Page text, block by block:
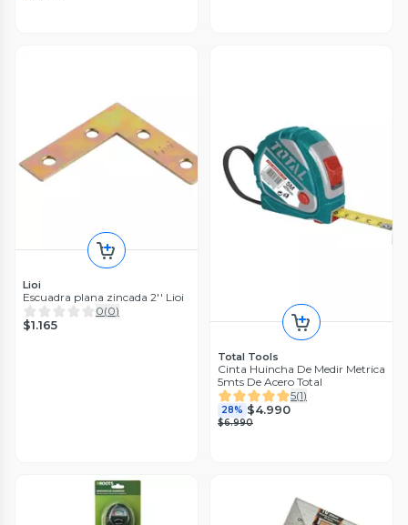
Lioi
Escuadra plana zincada 2'' Lioi
0(0)
$1.165
Total Tools
Cinta Huincha De Medir Metrica
5mts De Acero Total
5(1)
28% $4.990
$6.990